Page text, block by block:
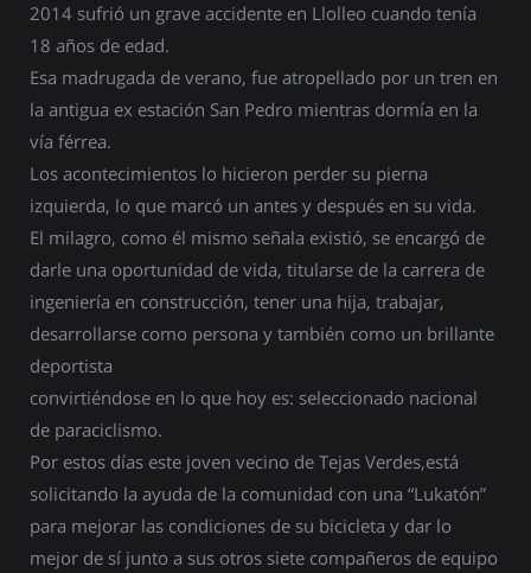
2014 sufrió un grave accidente en Llolleo cuando tenía
18 años de edad.
Esa madrugada de verano, fue atropellado por un tren en
la antigua ex estación San Pedro mientras dormía en la
vía férrea.
Los acontecimientos lo hicieron perder su pierna
izquierda, lo que marcó un antes y después en su vida.
El milagro, como él mismo señala existió, se encargó de
darle una oportunidad de vida, titularse de la carrera de
ingeniería en construcción, tener una hija, trabajar,
desarrollarse como persona y también como un brillante
deportista
convirtiéndose en lo que hoy es: seleccionado nacional
de paraciclismo.
Por estos días este joven vecino de Tejas Verdes,está
solicitando la ayuda de la comunidad con una “Lukatón”
para mejorar las condiciones de su bicicleta y dar lo
mejor de sí junto a sus otros siete compañeros de equipo